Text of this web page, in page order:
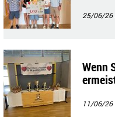
25/06/26
Wenn
11/06/26